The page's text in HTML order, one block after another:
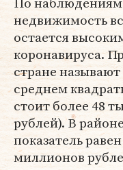
недвижимость
остается
коронавируса.
стране
среднем
стоит более 48
рублей). В
показатель
миллионов